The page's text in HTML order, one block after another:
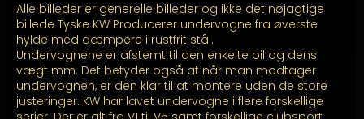
Alle billeder er generelle billeder og ikke det nøjagtige
billede Tyske KW Producerer undervogne fra øverste
hylde med dæmpere i rustfrit stål.
Undervognene er afstemt til den enkelte bil og dens
vægt mm. Det betyder også at når man modtager
undervognen, er den klar til at montere uden de store
justeringer. KW har lavet undervogne i flere forskellige